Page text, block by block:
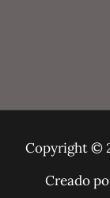
Copyright ©
Creado